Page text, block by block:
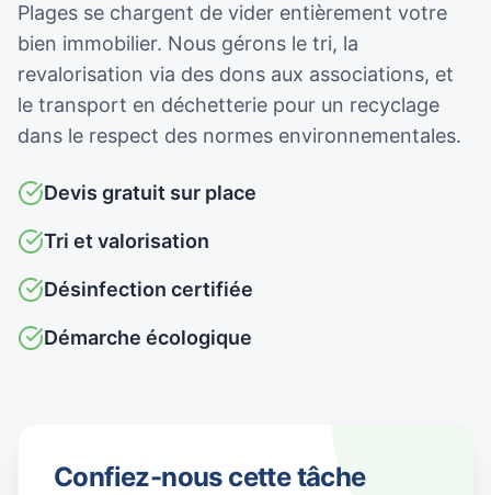
Plages se chargent de vider entièrement votre
bien immobilier. Nous gérons le tri, la
revalorisation via des dons aux associations, et
le transport en déchetterie pour un recyclage
dans le respect des normes environnementales.
Devis gratuit sur place
Tri et valorisation
Désinfection certifiée
Démarche écologique
Confiez-nous cette tâche